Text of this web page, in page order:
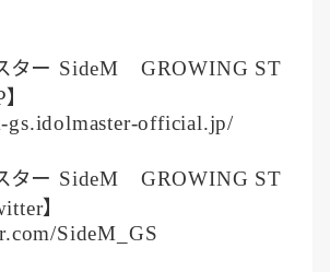
ター SideM
GROWING ST
】
gs.idolmaster-official.jp/
ター SideM
GROWING ST
】
SideM_GS